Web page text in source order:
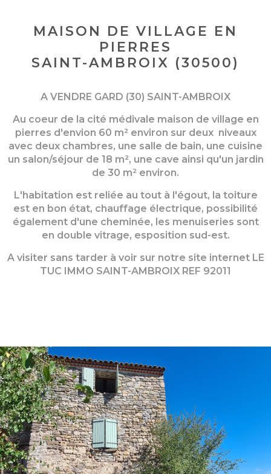
MAISON DE VILLAGE EN
PIERRES
SAINT-AMBROIX (30500)
A VENDRE GARD (30) SAINT-AMBROIX
Au coeur de la cité médivale maison de village en
pierres d'envion 60 m² environ sur deux niveaux
avec deux chambres, une salle de bain, une cuisine
un salon/séjour de 18 m², une cave ainsi qu'un jardin
de 30 m² environ.
L'habitation est reliée au tout à l'égout, la toiture
est en bon état, chauffage électrique, possibilité
également d'une cheminée, les menuiseries sont
en double vitrage, esposition sud-est.
A visiter sans tarder à voir sur notre site internet LE
TUC IMMO SAINT-AMBROIX REF 92011